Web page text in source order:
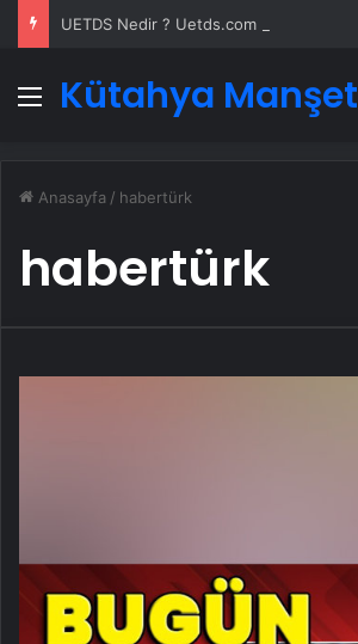
Menü
Kütahya Manşet
Anasayfa / habertürk
habertürk